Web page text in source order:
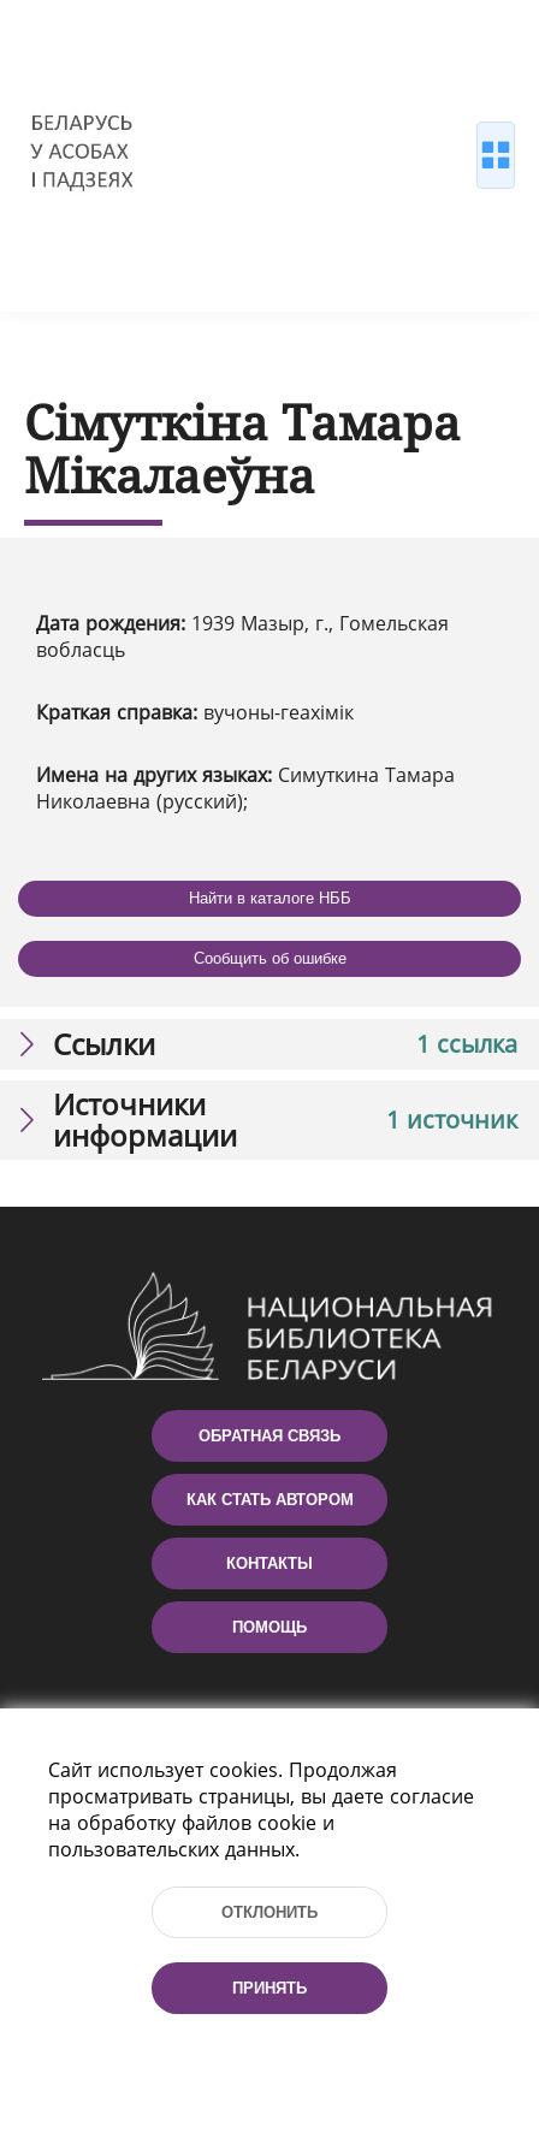
Сімуткіна Тамара
Мікалаеўна
Дата рождения: 1939 Мазыр, г., Гомельская
вобласць
Краткая справка: вучоны-геахімік
Имена на других языках: Симуткина Тамара
Николаевна (русский);
Найти в каталоге НББ
Сообщить об ошибке
1 ссылка
Ссылки
1 источник
Источники
информации
ОБРАТНАЯ СВЯЗЬ
КАК СТАТЬ АВТОРОМ
КОНТАКТЫ
ПОМОЩЬ
Пр-т Независимости 116
г. Минск, Республика Беларусь, 220114
Тел.: (+375 17) 368 37 37, Факс: (+375 17)
Эл. почта: inbox@nlb.by
Сайт использует cookies. Продолжая
просматривать страницы, вы даете согласие
на обработку файлов cookie и
пользовательских данных.
ОТКЛОНИТЬ
ПРИНЯТЬ